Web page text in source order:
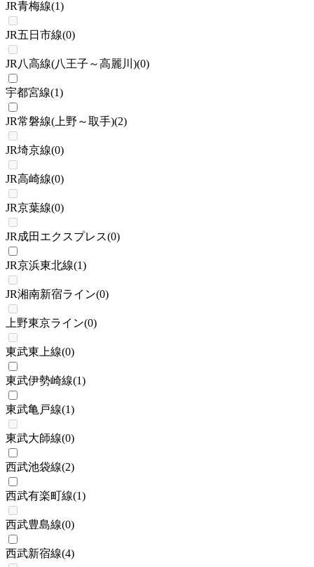
JR青梅線(1)
JR五日市線(0)
JR八高線(八王子～高麗川)(0)
宇都宮線(1)
JR常磐線(上野～取手)(2)
JR埼京線(0)
JR高崎線(0)
JR京葉線(0)
JR成田エクスプレス(0)
JR京浜東北線(1)
JR湘南新宿ライン(0)
上野東京ライン(0)
東武東上線(0)
東武伊勢崎線(1)
東武亀戸線(1)
東武大師線(0)
西武池袋線(2)
西武有楽町線(1)
西武豊島線(0)
西武新宿線(4)